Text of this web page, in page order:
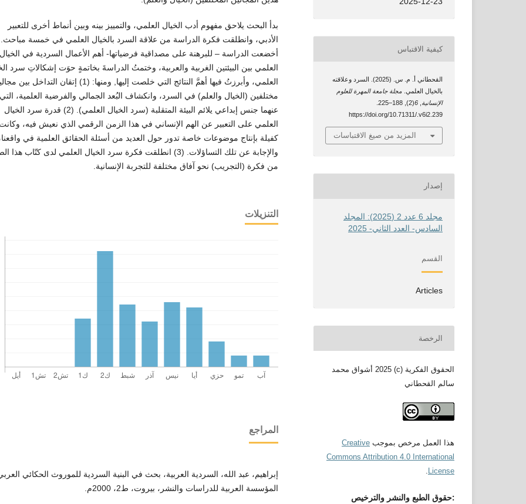
بدأ البحث يلاحق مفهوم أدب الخيال العلمي، والتمييز بينه وبين أنماط أخرى للتعبير
الأدبي، وانطلقت فكرة الدراسة من علاقة السرد بالخيال العلمي في خمسة
أخضعت الدراسة – للبرهنة على مصداقية فرضياتها- أهم الأعمال السردية في الخيال
العلمي بين البيئتين الغربية والعربية، وختمتُ الدراسةَ بخاتمةٍ حوَت إشكالاتِ سرد
العلمي، وأبرزتُ فيها أهمَّ النتائج التي خلصت إليها, ومنها: (1) إتقان التداخل
مختلفين (الخيال والعلم) في السرد، وانكشاف البُعد الجمالي والفرضية العلمية،
عنهما جنس إبداعي يلائم البيئة المتقلبة (سرد الخيال العلمي). (2) قدرة سرد الخيال
العلمي على التعبير عن الهم الإنساني في هذا الزمن الرقمي الذي نعيش فيه، وكانت
كفيلة بإنتاج موضوعات خاصة تدور حول العديد من أسئلة الحقائق العلمية في
والإجابة عن تلك التساؤلات. (3) انطلقت فكرة سرد الخيال العلمي لدى كتّاب هذا
من فكرة (التجريب) نحو آفاق مختلفة للتجربة الإنسانية.
التنزيلات
المراجع
إبراهيم، عبد الله، السردية العربية، بحث في البنية السردية للموروث الحكائي
المؤسسة العربية للدراسات والنشر، بيروت، ط2، 2000م.
كيفية الاقتباس
القحطاني أ. م. س. (2025). السرد وعلاقته
بالخيال العلمي.مجلة جامعة المهرة للعلوم
الإنسانية,
6
(2), 188–225.
https://doi.org/10.71311/.v6i2.239
المزيد من صيغ الاقتباسات
إصدار
مجلد 6 عدد 2 (2025): المجلد
السادس- العدد الثاني- 2025
القسم
Articles
الرخصة
الحقوق الفكرية (c) 2025 أشواق محمد
سالم القحطاني
هذا العمل مرخص بموجب Creative
Commons Attribution 4.0 International
License
.
:حقوق الطبع والنشر والترخيص